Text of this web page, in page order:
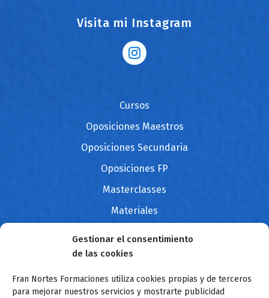
Gestionar el consentimiento
de las cookies
Fran Nortes Formaciones utiliza cookies propias y de terceros
para mejorar nuestros servicios y mostrarte publicidad
Visita mi Instagram
Cursos
Oposiciones Maestros
Oposiciones Secundaria
Oposiciones FP
Masterclasses
Materiales
Contacto